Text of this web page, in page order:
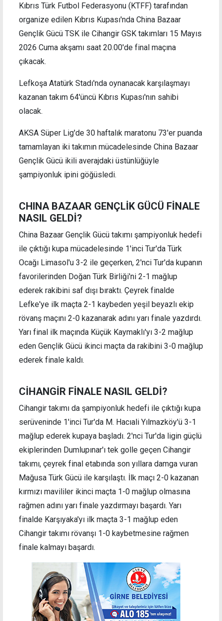
Kıbrıs Türk Futbol Federasyonu (KTFF) tarafından
organize edilen Kıbrıs Kupası'nda China Bazaar
Gençlik Gücü TSK ile Cihangir GSK takımları 15 Mayıs
2026 Cuma akşamı saat 20.00'de final maçına
çıkacak.
Lefkoşa Atatürk Stadı'nda oynanacak karşılaşmayı
kazanan takım 64'üncü Kıbrıs Kupası'nın sahibi
olacak.
AKSA Süper Lig'de 30 haftalık maratonu 73'er puanda
tamamlayan iki takımın mücadelesinde China Bazaar
Gençlik Gücü ikili averajdaki üstünlüğüyle
şampiyonluk ipini göğüsledi.
CHINA BAZAAR GENÇLİK GÜCÜ FİNALE
NASIL GELDİ?
China Bazaar Gençlik Gücü takımı şampiyonluk hedefi
ile çıktığı kupa mücadelesinde 1'inci Tur'da Türk
Ocağı Limasol'u 3-2 ile geçerken, 2'nci Tur'da kupanın
favorilerinden Doğan Türk Birliği'ni 2-1 mağlup
ederek rakibini saf dışı bıraktı. Çeyrek finalde
Lefke'ye ilk maçta 2-1 kaybeden yeşil beyazlı ekip
rövanş maçını 2-0 kazanarak adını yarı finale yazdırdı.
Yarı final ilk maçında Küçük Kaymaklı'yı 3-2 mağlup
eden Gençlik Gücü ikinci maçta da rakibini 3-0 mağlup
ederek finale kaldı.
CİHANGİR FİNALE NASIL GELDİ?
Cihangir takımı da şampiyonluk hedefi ile çıktığı kupa
serüveninde 1'inci Tur'da M. Hacıali Yılmazköy'ü 3-1
mağlup ederek kupaya başladı. 2'nci Tur'da ligin güçlü
ekiplerinden Dumlupınar'ı tek golle geçen Cihangir
takımı, çeyrek final etabında son yıllara damga vuran
Mağusa Türk Gücü ile karşılaştı. İlk maçı 2-0 kazanan
kırmızı mavililer ikinci maçta 1-0 mağlup olmasına
rağmen adını yarı finale yazdırmayı başardı. Yarı
finalde Karşıyaka'yı ilk maçta 3-1 mağlup eden
Cihangir takımı rövanşı 1-0 kaybetmesine rağmen
finale kalmayı başardı.